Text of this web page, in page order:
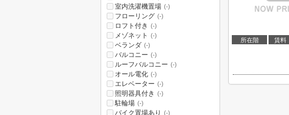
所在階 賃料
室内洗濯機置場 (-)
フローリング (-)
ロフト付き (-)
メゾネット (-)
ベランダ (-)
バルコニー (-)
ルーフバルコニー (-)
オール電化 (-)
エレベーター (-)
照明器具付き (-)
駐輪場 (-)
バイク置場あり (-)